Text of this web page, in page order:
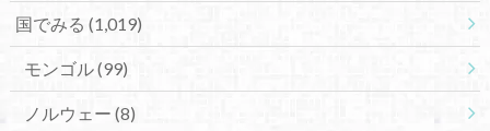
国でみる (1,019)
モンゴル(99)
ノルウェー (8)